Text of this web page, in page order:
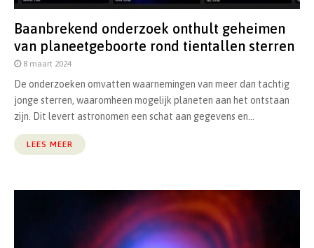
Baanbrekend onderzoek onthult geheimen
van planeetgeboorte rond tientallen sterren
8 maart 2024
De onderzoeken omvatten waarnemingen van meer dan tachtig
jonge sterren, waaromheen mogelijk planeten aan het ontstaan
zijn. Dit levert astronomen een schat aan gegevens en...
LEES MEER